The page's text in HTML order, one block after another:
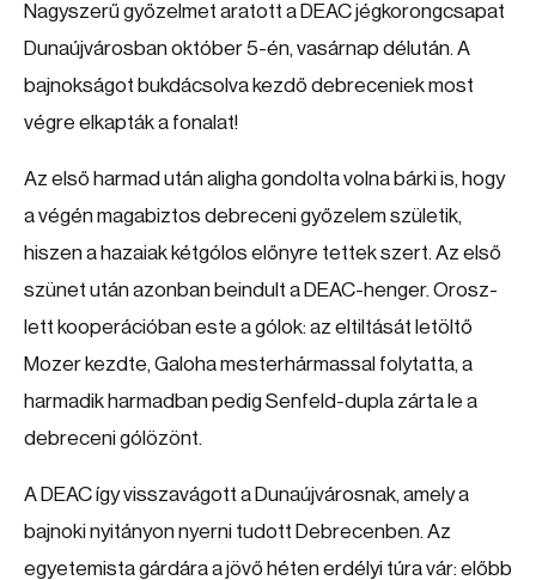
Nagyszerű győzelmet aratott a DEAC jégkorongcsapat
Dunaújvárosban október 5-én, vasárnap délután. A
bajnokságot bukdácsolva kezdő debreceniek most
végre elkapták a fonalat!
Az első harmad után aligha gondolta volna bárki is, hogy
a végén magabiztos debreceni győzelem születik,
hiszen a hazaiak kétgólos előnyre tettek szert. Az első
szünet után azonban beindult a DEAC-henger. Orosz-
lett kooperációban este a gólok: az eltiltását letöltő
Mozer kezdte, Galoha mesterhármassal folytatta, a
harmadik harmadban pedig Senfeld-dupla zárta le a
debreceni gólözönt.
A DEAC így visszavágott a Dunaújvárosnak, amely a
bajnoki nyitányon nyerni tudott Debrecenben. Az
egyetemista gárdára a jövő héten erdélyi túra vár: előbb